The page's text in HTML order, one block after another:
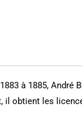
à 1885,
il obtient les